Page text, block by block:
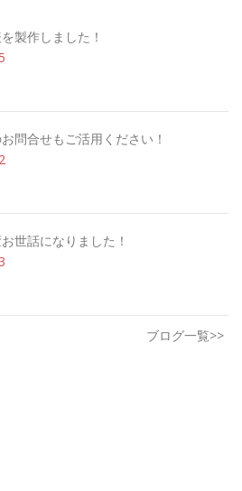
製作しました！
問合せもご活用ください！
世話になりました！
ブログ一覧>>